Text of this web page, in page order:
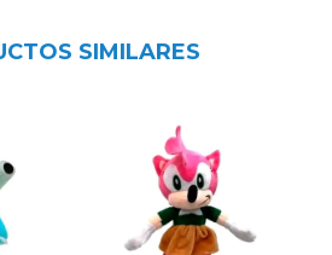
SIMILARES